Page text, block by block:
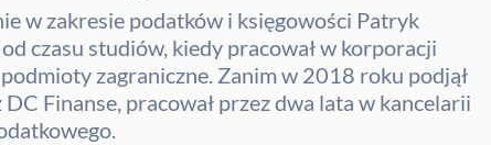
w zakresie podatków i księgowości Patryk
czasu studiów, kiedy pracował w korporacji
zagraniczne. Zanim w 2018 roku podjął
DC Finanse, pracował przez dwa lata w kancelarii